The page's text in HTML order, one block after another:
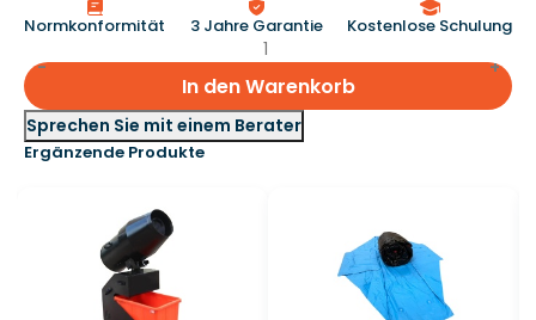
Normkonformität 3 Jahre Garantie Kostenlose Schulung
In den Warenkorb
Sprechen Sie mit einem Berater
Ergänzende Produkte